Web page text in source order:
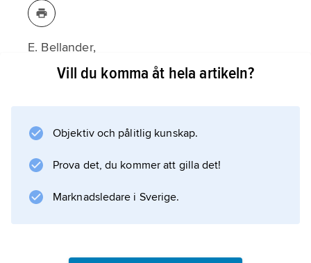
E. Bellander,
Dräkt och uniform
Vill du komma åt hela artikeln?
Objektiv och pålitlig kunskap.
Prova det, du kommer att gilla det!
Marknadsledare i Sverige.